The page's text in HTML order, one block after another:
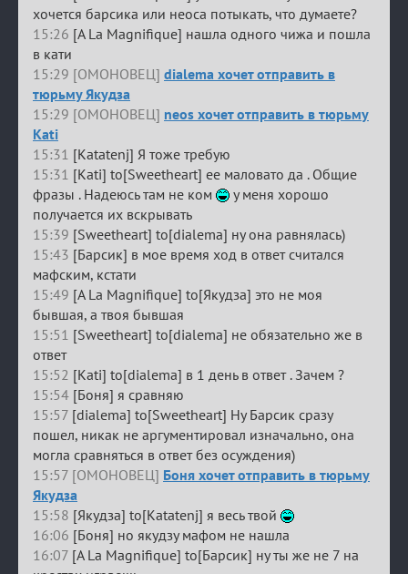
хочется барсика или неоса потыкать, что думаете?
15:26 [A La Magnifique] нашла одного чижа и пошла
в кати
15:29 [ОМОНОВЕЦ] dialema хочет отправить в
тюрьму Якудза
15:29 [ОМОНОВЕЦ] neos хочет отправить в тюрьму
Kati
15:31 [Katatenj] Я тоже требую
15:31 [Kati] to[Sweetheart] ее маловато да . Общие
фразы . Надеюсь там не ком
у меня хорошо
получается их вскрывать
15:39 [Sweetheart] to[dialema] ну она равнялась)
15:43 [Барсик] в мое время ход в ответ считался
мафским, кстати
15:49 [A La Magnifique] to[Якудза] это не моя
бывшая, а твоя бывшая
15:51 [Sweetheart] to[dialema] не обязательно же в
ответ
15:52 [Kati] to[dialema] в 1 день в ответ . Зачем ?
15:54 [Боня] я сравняю
15:57 [dialema] to[Sweetheart] Ну Барсик сразу
пошел, никак не аргументировал изначально, она
могла сравняться в ответ без осуждения)
15:57 [ОМОНОВЕЦ] Боня хочет отправить в тюрьму
Якудза
15:58 [Якудза] to[Katatenj] я весь твой
16:06 [Боня] но якудзу мафом не нашла
16:07 [A La Magnifique] to[Барсик] ну ты же не 7 на